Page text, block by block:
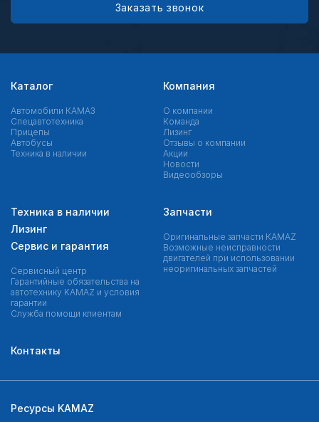
Заказать звонок
Каталог
Автомобили КАМАЗ
Спецавтотехника
Прицепы
Автобусы
Техника в наличии
Компания
О компании
Команда
Лизинг
Отзывы о компании
Акции
Новости
Видеообзоры
Техника в наличии
Лизинг
Сервис и гарантия
Сервисный центр
Гарантийные обязательства на
автотехнику KAMAZ и условия
гарантии
Служба помощи клиентам
Запчасти
Оригинальные запчасти КAMAZ
Возможные неисправности
двигателей при использовании
неоригинальных запчастей
Контакты
Ресурсы KAMAZ